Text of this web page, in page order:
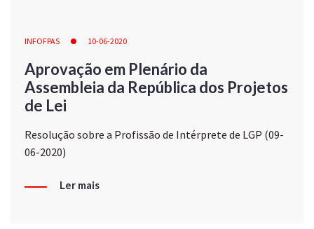
INFOFPAS 10-06-2020
Aprovação em Plenário da
Assembleia da República dos Projetos
de Lei
Resolução sobre a Profissão de Intérprete de LGP (09-
06-2020)
Ler mais